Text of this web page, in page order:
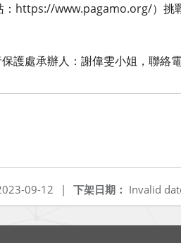
：https://www.pagamo.org/）挑
護處承辦人：謝偉雯小姐，聯絡
下架日期： Invalid
09-12 |